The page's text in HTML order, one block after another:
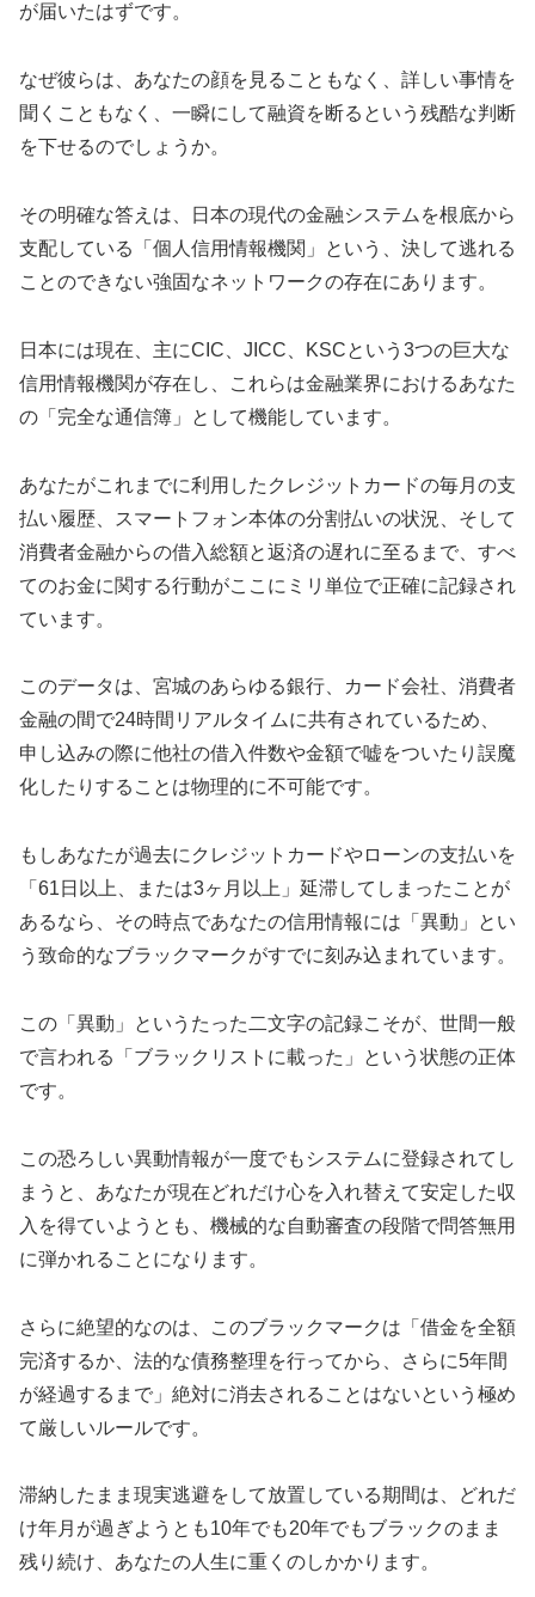
が届いたはずです。
なぜ彼らは、あなたの顔を見ることもなく、詳しい事情を
聞くこともなく、一瞬にして融資を断るという残酷な判断
を下せるのでしょうか。
その明確な答えは、日本の現代の金融システムを根底から
支配している「個人信用情報機関」という、決して逃れる
ことのできない強固なネットワークの存在にあります。
日本には現在、主にCIC、JICC、KSCという3つの巨大な
信用情報機関が存在し、これらは金融業界におけるあなた
の「完全な通信簿」として機能しています。
あなたがこれまでに利用したクレジットカードの毎月の支
払い履歴、スマートフォン本体の分割払いの状況、そして
消費者金融からの借入総額と返済の遅れに至るまで、すべ
てのお金に関する行動がここにミリ単位で正確に記録され
ています。
このデータは、宮城のあらゆる銀行、カード会社、消費者
金融の間で24時間リアルタイムに共有されているため、
申し込みの際に他社の借入件数や金額で嘘をついたり誤魔
化したりすることは物理的に不可能です。
もしあなたが過去にクレジットカードやローンの支払いを
「61日以上、または3ヶ月以上」延滞してしまったことが
あるなら、その時点であなたの信用情報には「異動」とい
う致命的なブラックマークがすでに刻み込まれています。
この「異動」というたった二文字の記録こそが、世間一般
で言われる「ブラックリストに載った」という状態の正体
です。
この恐ろしい異動情報が一度でもシステムに登録されてし
まうと、あなたが現在どれだけ心を入れ替えて安定した収
入を得ていようとも、機械的な自動審査の段階で問答無用
に弾かれることになります。
さらに絶望的なのは、このブラックマークは「借金を全額
完済するか、法的な債務整理を行ってから、さらに5年間
が経過するまで」絶対に消去されることはないという極め
て厳しいルールです。
滞納したまま現実逃避をして放置している期間は、どれだ
け年月が過ぎようとも10年でも20年でもブラックのまま
残り続け、あなたの人生に重くのしかかります。